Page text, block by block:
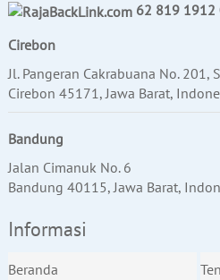
62 819 1912
Cirebon
Jl. Pangeran Cakrabuana No. 201,
Cirebon 45171, Jawa Barat,
Bandung
Jalan Cimanuk No. 6
Bandung 40115, Jawa Barat,
Informasi
Beranda